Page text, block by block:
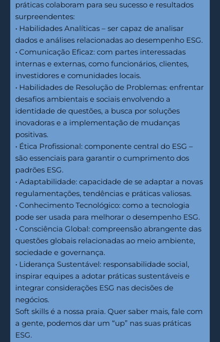
práticas colaboram para seu sucesso e resultados
surpreendentes:
• Habilidades Analíticas – ser capaz de analisar
dados e análises relacionadas ao desempenho ESG.
• Comunicação Eficaz: com partes interessadas
internas e externas, como funcionários, clientes,
investidores e comunidades locais.
• Habilidades de Resolução de Problemas: enfrentar
desafios ambientais e sociais envolvendo a
identidade de questões, a busca por soluções
inovadoras e a implementação de mudanças
positivas.
• Ética Profissional: componente central do ESG –
são essenciais para garantir o cumprimento dos
padrões ESG.
• Adaptabilidade: capacidade de se adaptar a novas
regulamentações, tendências e práticas valiosas.
• Conhecimento Tecnológico: como a tecnologia
pode ser usada para melhorar o desempenho ESG.
• Consciência Global: compreensão abrangente das
questões globais relacionadas ao meio ambiente,
sociedade e governança.
• Liderança Sustentável: responsabilidade social,
inspirar equipes a adotar práticas sustentáveis e
integrar considerações ESG nas decisões de
negócios.
Soft skills é a nossa praia. Quer saber mais, fale com
a gente, podemos dar um “up” nas suas práticas
ESG.